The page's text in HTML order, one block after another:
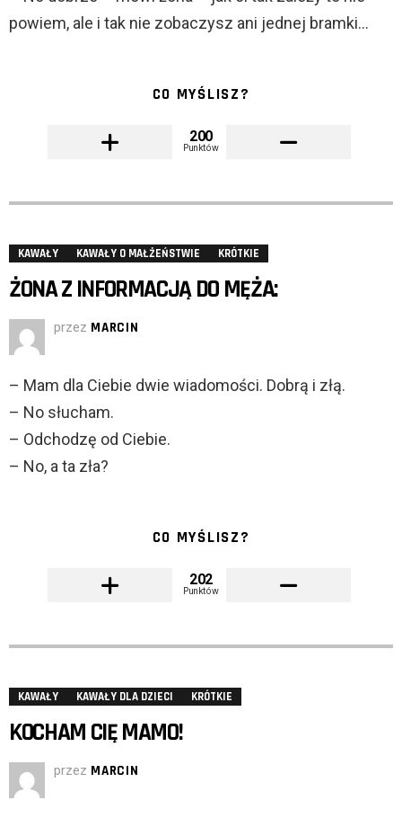
powiem, ale i tak nie zobaczysz ani jednej bramki…
CO MYŚLISZ?
200
Punktów
KAWAŁY KAWAŁY O MAŁŻEŃSTWIE KRÓTKIE
ŻONA Z INFORMACJĄ DO MĘŻA:
przez MARCIN
– Mam dla Ciebie dwie wiadomości. Dobrą i złą.
– No słucham.
– Odchodzę od Ciebie.
– No, a ta zła?
CO MYŚLISZ?
202
Punktów
KAWAŁY KAWAŁY DLA DZIECI KRÓTKIE
KOCHAM CIĘ MAMO!
przez MARCIN